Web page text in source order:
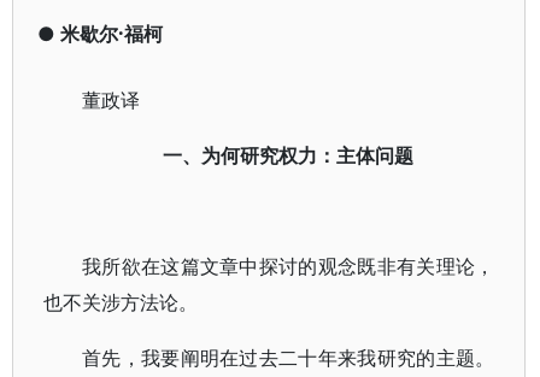
● 米歇尔·福柯
董政译
一、为何研究权力：主体问题
我所欲在这篇文章中探讨的观念既非有关理论，
也不关涉方法论。
首先，我要阐明在过去二十年来我研究的主题。